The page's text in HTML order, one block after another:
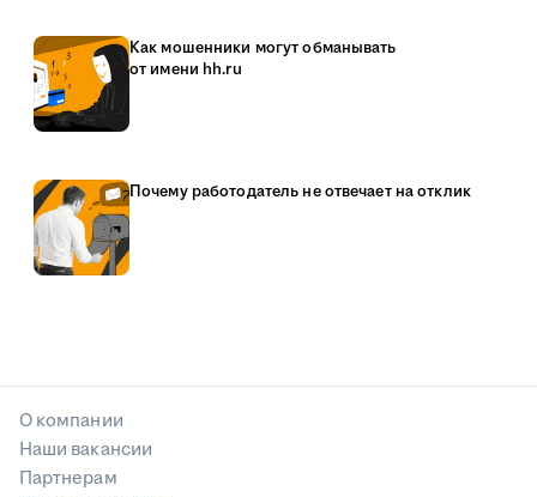
Как мошенники могут обманывать
от имени hh.ru
Почему работодатель не отвечает на отклик
О компании
Наши вакансии
Партнерам